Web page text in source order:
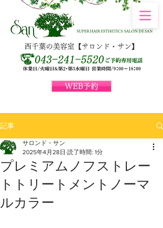
WEB予約
西千葉の美容室【サロンド・サン】
記事
プレミアムノフストレー
トトリートメントノーマ
ルカラー
サロンド・サン
2025年4月28日 読了時間: 1分